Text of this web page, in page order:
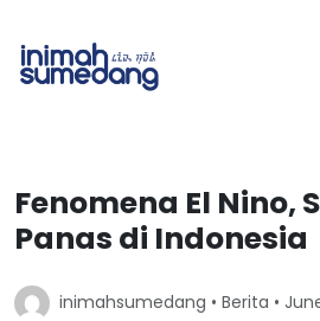
Fenomena El Nino,
Panas di Indonesia
inimahsumedang • Berita •